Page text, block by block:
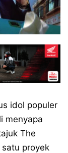
idol populer
menyapa
The
proyek